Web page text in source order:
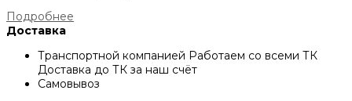
Подробнее
Доставка
Транспортной компанией Работаем со всеми ТК
Доставка до ТК за наш счёт
Самовывоз